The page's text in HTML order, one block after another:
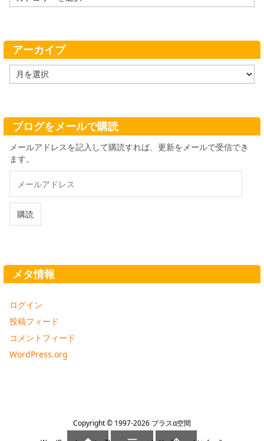
テ
ー
アーカイブ
ー
ブ
ブログをメールで購読
メールアドレスを記入して購読すれば、更新をメールで受信でき
ます。
ル
ド
購読
メタ情報
ログイン
投稿フィード
コメントフィード
WordPress.org
Copyright © 1997-2026 プラスα空間